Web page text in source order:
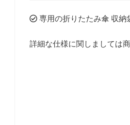
専用の折りたたみ傘 収納
詳細な仕様に関しましては